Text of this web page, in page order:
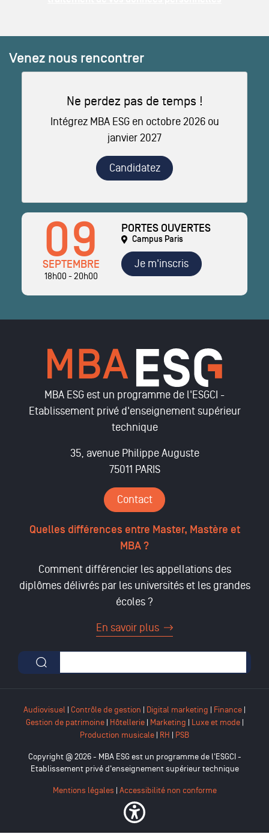
Venez nous rencontrer
Ne perdez pas de temps !
Intégrez MBA ESG en octobre 2026 ou
janvier 2027
Candidatez
09
SEPTEMBRE
18h00 - 20h00
PORTES OUVERTES
Campus Paris
Je m'inscris
MBA ESG est un programme de l'ESGCI -
Etablissement privé d'enseignement supérieur
technique
35, avenue Philippe Auguste
75011 PARIS
Contact
Quelles différences entre Master, Mastère et
MBA ?
Comment différencier les appellations des
diplômes délivrés par les universités et les grandes
écoles ?
En savoir plus
Formulaire de recherche
Audiovisuel | Contrôle de gestion | Digital marketing | Finance |
Gestion de patrimoine| Hôtellerie| Marketing | Luxe et mode|
Production musicale | RH | PSB
Copyright @ 2026 - MBA ESG est un programme de l'ESGCI -
Etablissement privé d'enseignement supérieur technique
Mentions légales | Accessibilité non conforme